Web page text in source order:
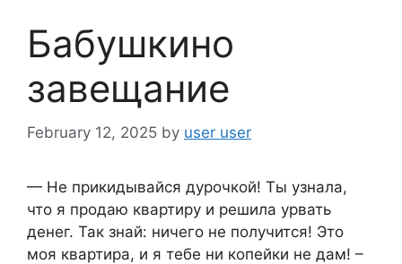
Бабушкино
завещание
February 12, 2025 by user user
— Не прикидывайся дурочкой! Ты узнала,
что я продаю квартиру и решила урвать
денег. Так знай: ничего не получится! Это
моя квартира, и я тебе ни копейки не дам! –